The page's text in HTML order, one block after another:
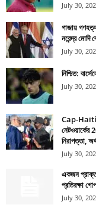
July 30,
গাজায়
নরেন্দ্র মোদি
July 30,
নিশ্চিত:
July 30,
Cap-
নেটওয়ার্কের
নিরাপত্তা,
July 30,
একজন
প্রতিরক্ষা
July 30,